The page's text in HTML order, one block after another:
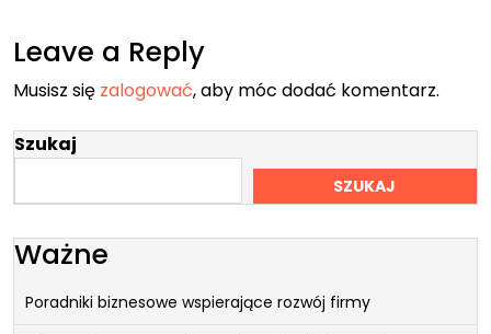
Leave a Reply
Musisz się zalogować, aby móc dodać komentarz.
Szukaj
SZUKAJ
Ważne
Poradniki biznesowe wspierające rozwój firmy